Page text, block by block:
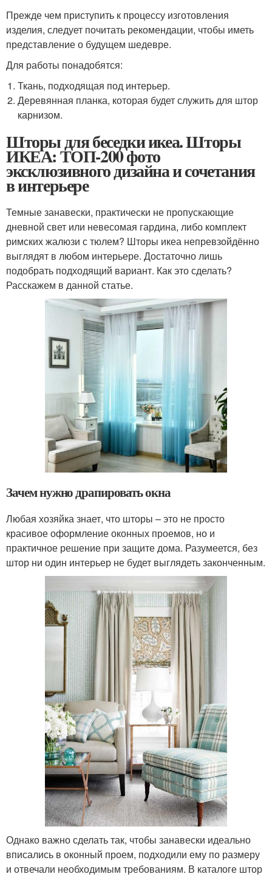
Прежде чем приступить к процессу изготовления
изделия, следует почитать рекомендации, чтобы иметь
представление о будущем шедевре.
Для работы понадобятся:
Ткань, подходящая под интерьер.
Деревянная планка, которая будет служить для штор
карнизом.
Шторы для беседки икеа. Шторы
ИКЕА: ТОП-200 фото
эксклюзивного дизайна и сочетания
в интерьере
Темные занавески, практически не пропускающие
дневной свет или невесомая гардина, либо комплект
римских жалюзи с тюлем? Шторы икеа непревзойдённо
выглядят в любом интерьере. Достаточно лишь
подобрать подходящий вариант. Как это сделать?
Расскажем в данной статье.
Зачем нужно драпировать окна
Любая хозяйка знает, что шторы – это не просто
красивое оформление оконных проемов, но и
практичное решение при защите дома. Разумеется, без
штор ни один интерьер не будет выглядеть законченным.
Однако важно сделать так, чтобы занавески идеально
вписались в оконный проем, подходили ему по размеру
и отвечали необходимым требованиям. В каталоге штор